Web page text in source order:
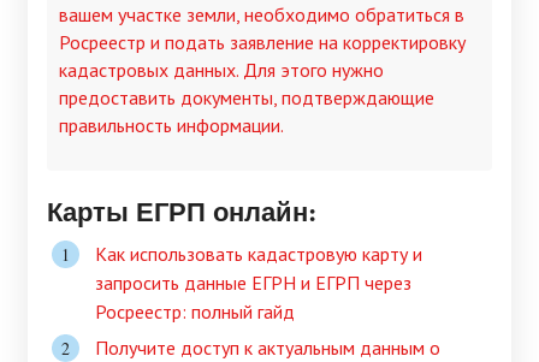
вашем участке земли, необходимо обратиться в
Росреестр и подать заявление на корректировку
кадастровых данных. Для этого нужно
предоставить документы, подтверждающие
правильность информации.
Карты ЕГРП онлайн:
Как использовать кадастровую карту и
запросить данные ЕГРН и ЕГРП через
Росреестр: полный гайд
Получите доступ к актуальным данным о